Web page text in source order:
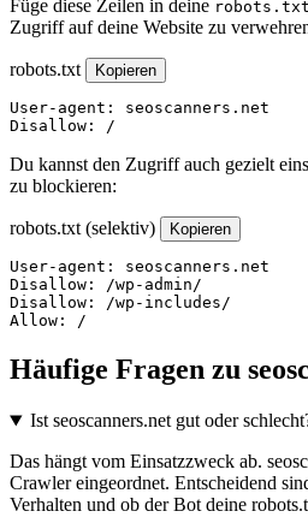
Füge diese Zeilen in deine robots.txt
Zugriff auf deine Website zu
robots.txt Kopieren
User-agent: seoscanners.net
Disallow: /
Du kannst den Zugriff auch gezielt
zu blockieren:
robots.txt (selektiv) Kopieren
User-agent: seoscanners.net
Disallow: /wp-admin/
Disallow: /wp-includes/
Allow: /
Häufige Fragen zu
Ist seoscanners.net gut oder
Das hängt vom Einsatzzweck ab.
Crawler eingeordnet. Entscheidend
Verhalten und ob der Bot deine